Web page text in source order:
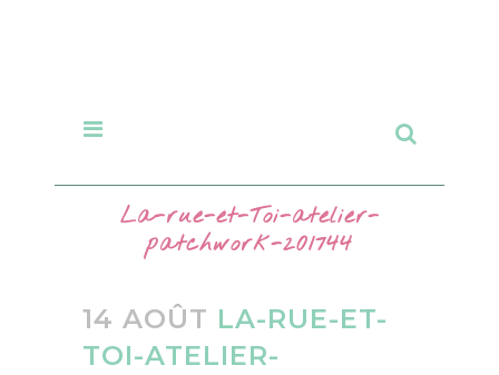
La-rue-et-Toi-atelier-
patchwork-201744
14 AOÛT LA-RUE-ET-
TOI-ATELIER-